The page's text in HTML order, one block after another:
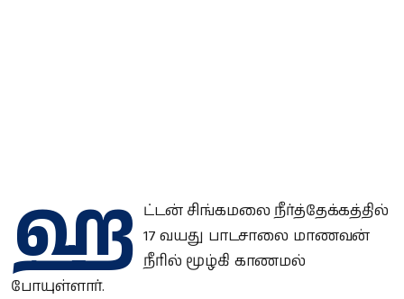
ஹ ட்டன் சிங்கமலை நீர்த்தேக்கத்தில்
17 வயது பாடசாலை மாணவன்
நீரில் மூழ்கி காணமல்
போயுள்ளார்.